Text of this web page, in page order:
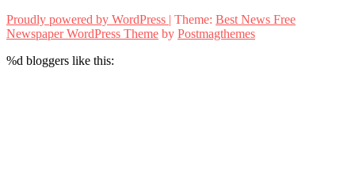
Proudly powered by WordPress | Theme: Best News Free
Newspaper WordPress Theme by Postmagthemes
%d bloggers like this: